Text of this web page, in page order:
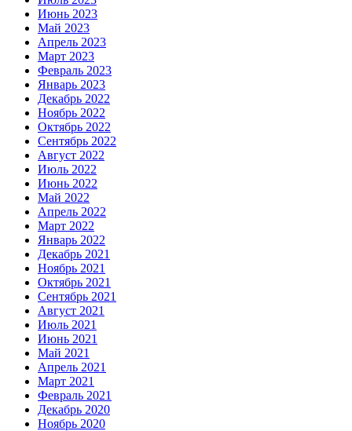
Июнь 2023
Май 2023
Апрель 2023
Март 2023
Февраль 2023
Январь 2023
Декабрь 2022
Ноябрь 2022
Октябрь 2022
Сентябрь 2022
Август 2022
Июль 2022
Июнь 2022
Май 2022
Апрель 2022
Март 2022
Январь 2022
Декабрь 2021
Ноябрь 2021
Октябрь 2021
Сентябрь 2021
Август 2021
Июль 2021
Июнь 2021
Май 2021
Апрель 2021
Март 2021
Февраль 2021
Декабрь 2020
Ноябрь 2020